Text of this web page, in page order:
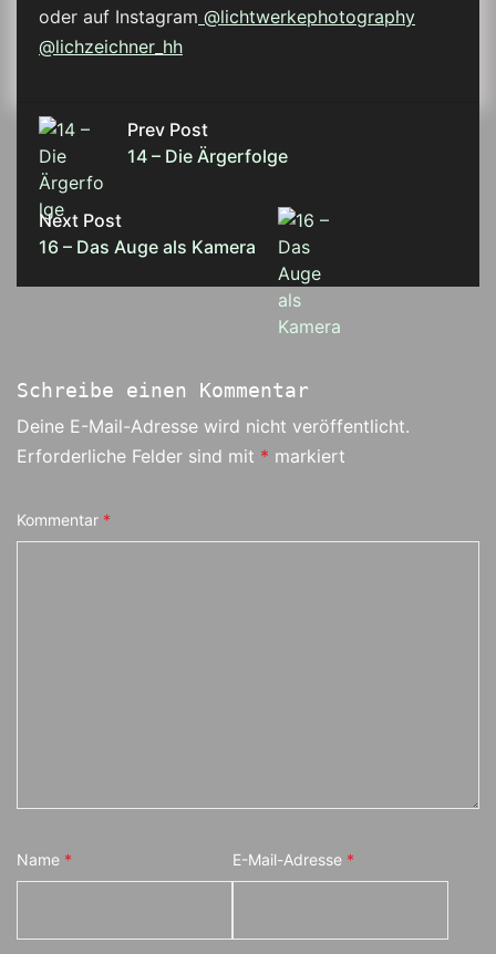
oder auf Instagram @lichtwerkephotography
@lichzeichner_hh
Prev Post
14 – Die Ärgerfolge
Next Post
16 – Das Auge als Kamera
Schreibe einen Kommentar
Deine E-Mail-Adresse wird nicht veröffentlicht.
Erforderliche Felder sind mit * markiert
Kommentar *
Name * E-Mail-Adresse *